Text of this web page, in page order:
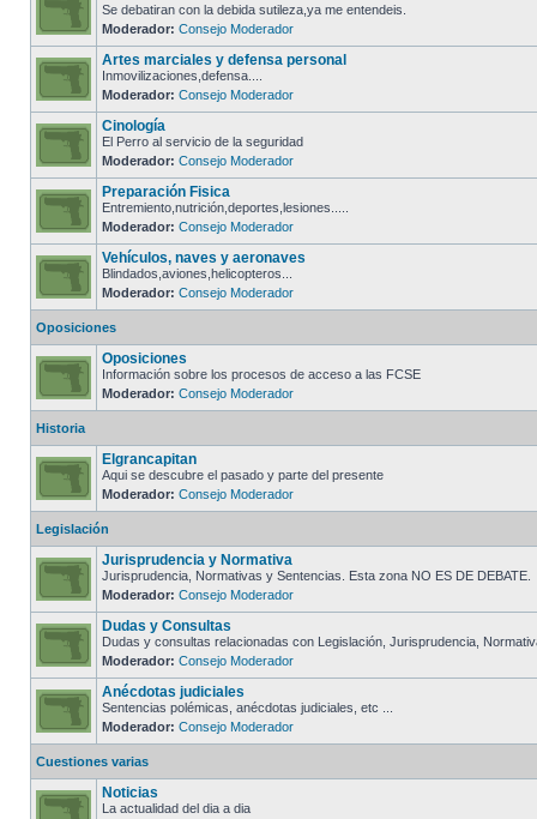
Se debatiran con la debida sutileza,ya me entendeis.
Moderador: Consejo Moderador
Artes marciales y defensa personal
Inmovilizaciones,defensa....
Moderador: Consejo Moderador
Cinología
El Perro al servicio de la seguridad
Moderador: Consejo Moderador
Preparación Fisica
Entremiento,nutrición,deportes,lesiones.....
Moderador: Consejo Moderador
Vehículos, naves y aeronaves
Blindados,aviones,helicopteros...
Moderador: Consejo Moderador
Oposiciones
Oposiciones
Información sobre los procesos de acceso a las FCSE
Moderador: Consejo Moderador
Historia
Elgrancapitan
Aqui se descubre el pasado y parte del presente
Moderador: Consejo Moderador
Legislación
Jurisprudencia y Normativa
Jurisprudencia, Normativas y Sentencias. Esta zona NO ES DE DEBATE.
Moderador: Consejo Moderador
Dudas y Consultas
Dudas y consultas relacionadas con Legislación, Jurisprudencia,
Moderador: Consejo Moderador
Anécdotas judiciales
Sentencias polémicas, anécdotas judiciales, etc ...
Moderador: Consejo Moderador
Cuestiones varias
Noticias
La actualidad del dia a dia